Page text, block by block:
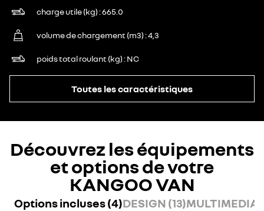
charge utile (kg) 665.0
volume de chargement (m3) 4,3
poids total roulant (kg) NC
Toutes les caractéristiques
Découvrez les équipements
et options de votre
KANGOO VAN
Options incluses (4)DESIGN (13)MULTIMEDIA